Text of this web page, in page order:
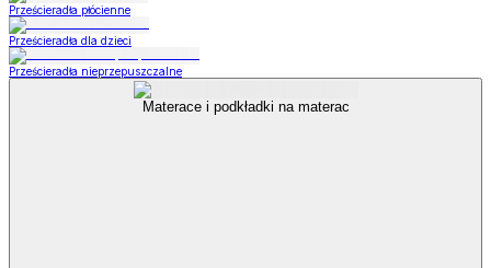
Prześcieradła płócienne
Prześcieradła dla dzieci
Prześcieradła nieprzepuszczalne
Materace i podkładki na materac